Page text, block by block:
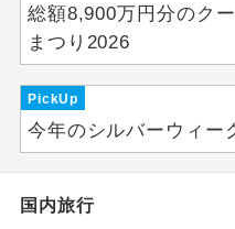
総額8,900万円分のク
まつり2026
PickUp
今年のシルバーウィー
国内旅行